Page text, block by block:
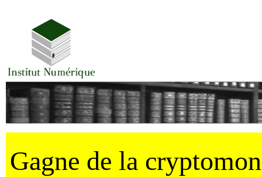
Gagne de la